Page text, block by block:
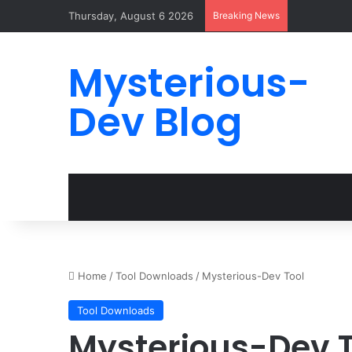
Thursday, August 6 2026 Breaking News
Mysterious-
Dev Blog
Home /Tool Downloads / Mysterious-Dev Tool
Tool Downloads